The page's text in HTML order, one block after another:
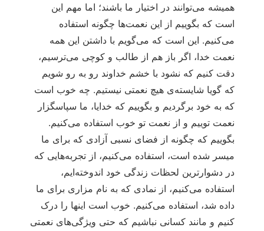
همیشه می‌‏توانند در اختیار ما باشند؛ اما مهم این
است که بگوییم از این نعمت‌‏ها چگونه استفاده
می‌‏کنیم. این است که می‌‏گویم با داشتن این همه
نعمت خدا، اگر باز هم از طالب و کوچی می‌‏ترسیم،
دقت کنیم که نشود با خشم خداوند رو به رو شویم
که گویا شایسته‏‌ی هیچ نعمتی نیستیم. چه خوب است
که به خود برگردیم و بگوییم که خدایا، ما سپاسگزار
نعمت توییم و از نعمت تو خوب استفاده می‌‏کنیم.
بگوییم که چگونه از فضای نسبی آزادی که برای ما
میسر شده است، استفاده می‌‏کنیم، از تجربه‏‌هایی که
در دشوارترین لحظات زندگی خود اندوخته‏‌ایم،
استفاده می‌‏کنیم، از نمادی که به نام مزاری برای ما
داده شد، استفاده می‌‏کنیم. خوب است اینها را درک
کنیم و مانند کسانی نباشیم که حتی ویژگی‏‌های نعمتی